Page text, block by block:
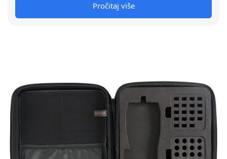
Pročitaj više